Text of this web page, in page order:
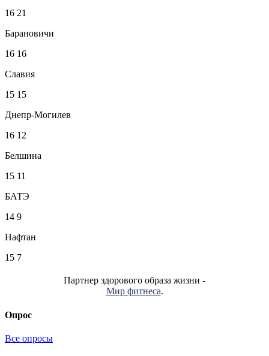
16 21
Барановичи
16 16
Славия
15 15
Днепр-Могилев
16 12
Белшина
15 11
БАТЭ
14 9
Нафтан
15 7
Партнер здорового образа жизни -
Мир фитнеса.
Опрос
Все опросы